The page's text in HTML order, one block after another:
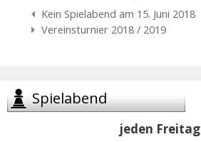
Navigation
der
Kein Spielabend am 15. Juni 2018
Vereinsturnier 2018 / 2019
Spielabend
jeden Freitag